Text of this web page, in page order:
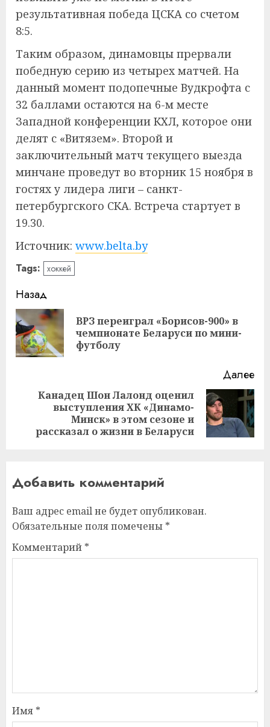
результативная победа ЦСКА со счетом
8:5.
Таким образом, динамовцы прервали
победную серию из четырех матчей. На
данный момент подопечные Вудкрофта с
32 баллами остаются на 6-м месте
Западной конференции КХЛ, которое они
делят с «Витязем». Второй и
заключительный матч текущего выезда
минчане проведут во вторник 15 ноября в
гостях у лидера лиги – санкт-
петербургского СКА. Встреча стартует в
19.30.
Источник: www.belta.by
Tags: хоккей
Навигация
записи
Назад
ВРЗ переиграл «Борисов-900» в
чемпионате Беларуси по мини-
футболу
Далее
Следующая
запись:
Канадец Шон Лалонд оценил
выступления ХК «Динамо-
Минск» в этом сезоне и
рассказал о жизни в Беларуси
Добавить комментарий
Ваш адрес email не будет опубликован.
Обязательные поля помечены *
Комментарий *
Имя *